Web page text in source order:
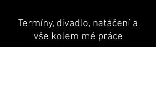
Termíny, divadlo, natáčení a
vše kolem mé práce